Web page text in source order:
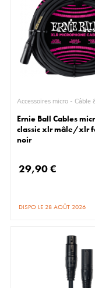
Accessoires
Ernie Ball Cables
classic xlr mâle/xlr
noir
29,90 €
DISPO LE 28 AOÛT 2026